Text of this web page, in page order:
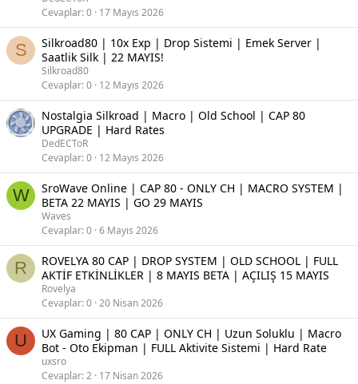
Cevaplar 0 17 Mayıs 2026
S
Silkroad80 | 10x Exp | Drop Sistemi | Emek Server |
Saatlik Silk | 22 MAYIS!
Silkroad80
Cevaplar 0 12 Mayıs 2026
Nostalgia Silkroad | Macro | Old School | CAP 80
UPGRADE | Hard Rates
DedECToR
Cevaplar 0 12 Mayıs 2026
W
SroWave Online | CAP 80 - ONLY CH | MACRO SYSTEM |
BETA 22 MAYIS | GO 29 MAYIS
Waves
Cevaplar 0 6 Mayıs 2026
R
ROVELYA 80 CAP | DROP SYSTEM | OLD SCHOOL | FULL
AKTİF ETKİNLİKLER | 8 MAYIS BETA | AÇILIŞ 15 MAYIS
Rovelya
Cevaplar 0 20 Nisan 2026
U
UX Gaming | 80 CAP | ONLY CH | Uzun Soluklu | Macro
Bot - Oto Ekipman | FULL Aktivite Sistemi | Hard Rate
uxsro
Cevaplar 2 17 Nisan 2026